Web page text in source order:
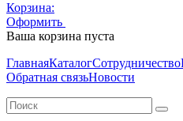
Корзина:
Оформить
Ваша корзина пуста
ГлавнаяКаталогСотрудничество
Обратная связьНовости